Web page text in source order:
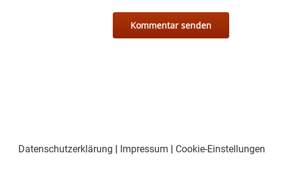
Datenschutzerklärung | Impressum | Cookie-Einstellungen